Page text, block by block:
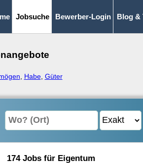
Jobsuche Bewerber-Login Blog &
Habe, Güter
174 Jobs für Eigentum